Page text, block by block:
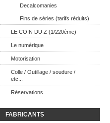
Decalcomanies
Fins de séries (tarifs réduits)
LE COIN DU Z (1/220ème)
Le numérique
Motorisation
Colle / Outillage / soudure /
etc...
Réservations
FABRICANTS